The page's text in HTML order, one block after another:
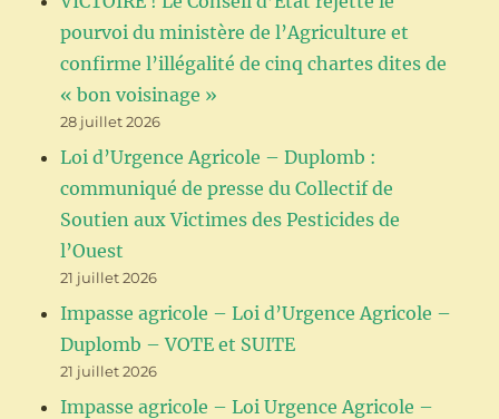
un
de
de
synthèse
! »
pourvoi du ministère de l’Agriculture et
confirme l’illégalité de cinq chartes dites de
« bon voisinage »
28 juillet 2026
Loi d’Urgence Agricole – Duplomb :
communiqué de presse du Collectif de
Soutien aux Victimes des Pesticides de
l’Ouest
21 juillet 2026
Impasse agricole – Loi d’Urgence Agricole –
Duplomb – VOTE et SUITE
21 juillet 2026
Impasse agricole – Loi Urgence Agricole –